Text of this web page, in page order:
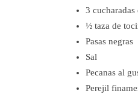
3
½ taza de
Pasas negras
Sal
Pecanas al
Perejil